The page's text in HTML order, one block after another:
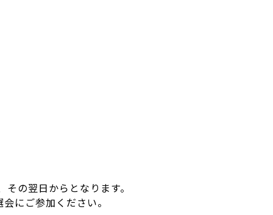
の翌日からとなります。
にご参加ください。